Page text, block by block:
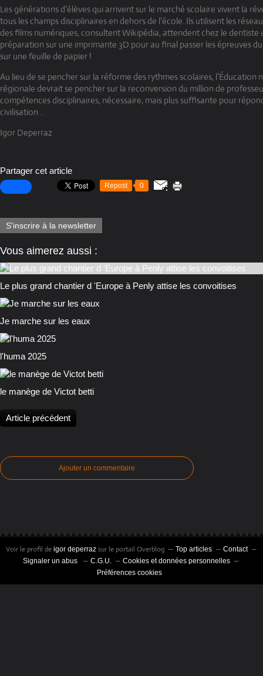
Les générations d’élèves qui arrivent sur le marché scolaire vivent la
tous les champs disciplinaires en dehors de l’école. Ils utilisent les
des films numériques, consultent Wikipédia, attendent chez le dentiste
préparation sur une imprimante 3D pour au final passer les épreuves
sur une feuille de papier !
Au lieu de se pencher sur la réforme des rythmes scolaires,
régionale devrait se pencher sur la reconversion du million de
compétences disciplinaires, nécessaire, mais plus suffisante pour
civilisation …
Igor Deperraz
Partager cet article
Repost 0
S'inscrire à la newsletter
Vous aimerez aussi :
Le plus grand chantier d 'Europe à Penly attise les convoitises
Je marche sur les eaux
l'huma 2025
le manège de Victot betti
Article précédent
Ajouter un commentaire
Voir le profil de igor deperraz sur le portail Overblog Top articles
Contact
Signaler un abus
C.G.U.
Cookies et données personnelles
Préférences cookies